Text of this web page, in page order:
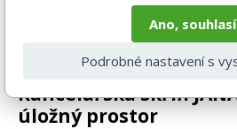
. Skříň se snadno
nábytkem a vytvoří harmonický
prostor.
Kancelářská skříň
úložný prostor
Ano,
Podrobné nastavení s